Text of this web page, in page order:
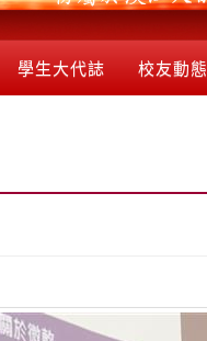
學生大代誌 校友動態